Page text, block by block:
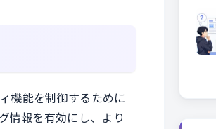
機能を制御するために
情報を有効にし、より